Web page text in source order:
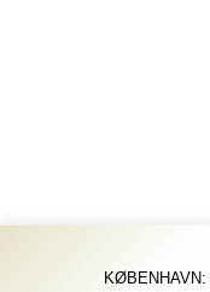
KØBENHAVN: